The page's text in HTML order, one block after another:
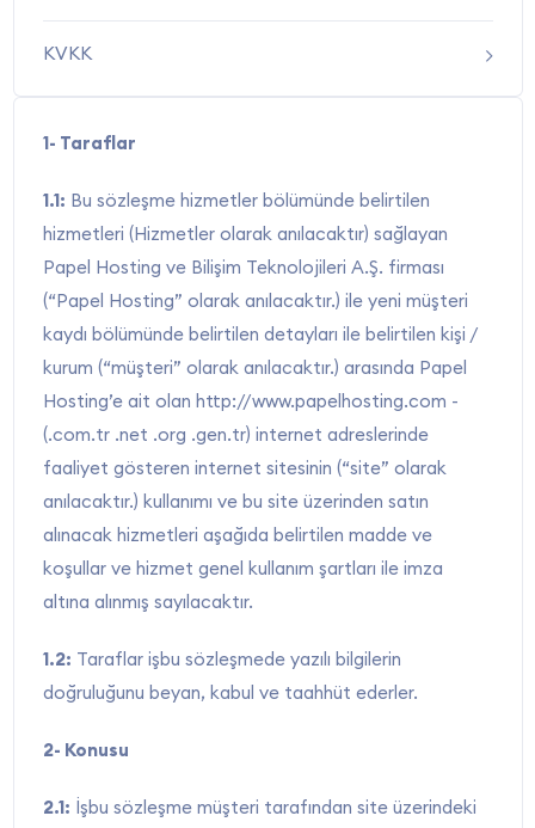
KVKK
1- Taraflar
1.1: Bu sözleşme hizmetler bölümünde belirtilen
hizmetleri (Hizmetler olarak anılacaktır) sağlayan
Papel Hosting ve Bilişim Teknolojileri A.Ş. firması
(“Papel Hosting” olarak anılacaktır.) ile yeni müşteri
kaydı bölümünde belirtilen detayları ile belirtilen kişi /
kurum (“müşteri” olarak anılacaktır.) arasında Papel
Hosting’e ait olan http://www.papelhosting.com -
(.com.tr .net .org .gen.tr) internet adreslerinde
faaliyet gösteren internet sitesinin (“site” olarak
anılacaktır.) kullanımı ve bu site üzerinden satın
alınacak hizmetleri aşağıda belirtilen madde ve
koşullar ve hizmet genel kullanım şartları ile imza
altına alınmış sayılacaktır.
1.2: Taraflar işbu sözleşmede yazılı bilgilerin
doğruluğunu beyan, kabul ve taahhüt ederler.
2- Konusu
2.1: İşbu sözleşme müşteri tarafından site üzerindeki